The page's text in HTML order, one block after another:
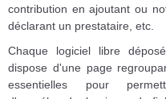
contribution en ajoutant ou
déclarant un prestataire, etc.
Chaque logiciel libre
dispose d'une page
essentielles pour